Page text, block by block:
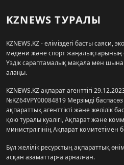
KZNEWS ТУРАЛЫ
KZNEWS.KZ - еліміздегі басты саяси,
мәдени және спорт жаңалықтарының
Үздік сараптамалық мақала мен
алаңы.
KZNEWS.KZ ақпарат агенттігі
№KZ64VPY00084819 Мерзімді
ақпараттық агенттікті және желілік
қою туралы куәлігі, Ақпарат және
министрлігінің Ақпарат комитетімен
Бұл желілік ресурстың ақпараттық
асқан азаматтарға арналған.